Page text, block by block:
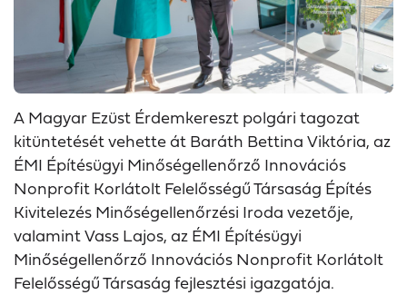
A Magyar Ezüst Érdemkereszt polgári tagozat
kitüntetését vehette át Baráth Bettina Viktória, az
ÉMI Építésügyi Minőségellenőrző Innovációs
Nonprofit Korlátolt Felelősségű Társaság Építés
Kivitelezés Minőségellenőrzési Iroda vezetője,
valamint Vass Lajos, az ÉMI Építésügyi
Minőségellenőrző Innovációs Nonprofit Korlátolt
Felelősségű Társaság fejlesztési igazgatója.